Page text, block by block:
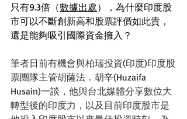
只有9.3倍（數據出處），為什麼印度股
市可以不斷創新高和股票評價如此貴，
還是能夠吸引國際資金擁入？
筆者日前有機會與柏瑞投資(印度)印度股
票團隊主管胡薩法．胡辛(Huzaifa
Husain)一談，他與台北媒體分享數位大
轉型後的印度力，以及目前印度股市是